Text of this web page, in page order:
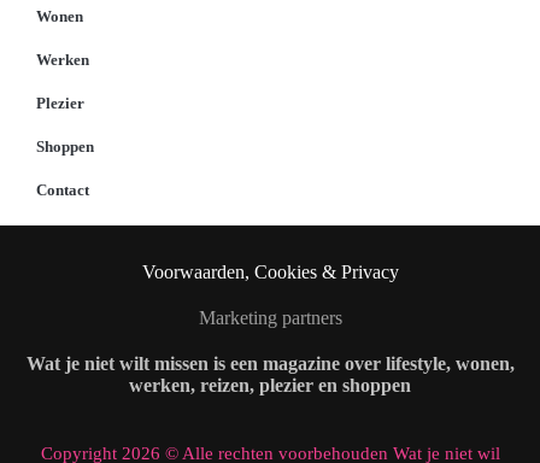
Wonen
Werken
Plezier
Shoppen
Contact
Voorwaarden, Cookies & Privacy
Marketing partners
Wat je niet wilt missen is een magazine over lifestyle, wonen,
werken, reizen, plezier en shoppen
Copyright 2026 © Alle rechten voorbehouden Wat je niet wil